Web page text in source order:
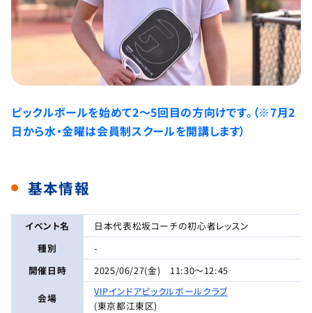
ピックルボールを始めて2～5回目の方向けです。（※7月2
日から水・金曜は会員制スクールを開講します）
基本情報
イベント名
日本代表松坂コーチの初心者レッスン
種別
-
開催日時
2025/06/27(金) 11:30～12:45
会場
VIPインドアピックルボールクラブ
(東京都江東区)